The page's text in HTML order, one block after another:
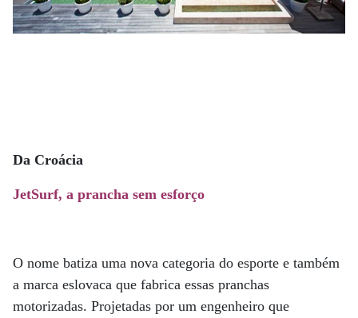
Da Croácia
JetSurf, a prancha sem esforço
O nome batiza uma nova categoria do esporte e também
a marca eslovaca que fabrica essas pranchas
motorizadas. Projetadas por um engenheiro que